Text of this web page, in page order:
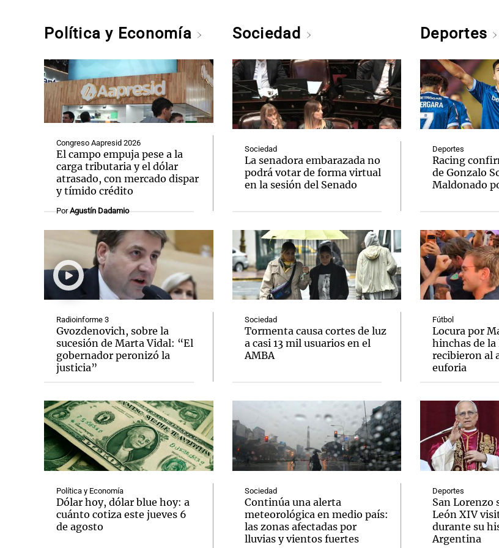
Política y Economía
Congreso Aapresid 2026
El campo empuja pese a la
carga tributaria y el dólar
atrasado, con mercado dispar
y tímido crédito
PorAgustín Dadamio
Radioinforme 3
Gvozdenovich, sobre la
sucesión de Marta Vidal: “El
gobernador peronizó la
justicia”
Política y Economía
Dólar hoy, dólar blue hoy: a
cuánto cotiza este jueves 6
de agosto
Sociedad
Sociedad
La senadora embarazada no
podrá votar de forma virtual
en la sesión del Senado
Sociedad
Tormenta causa cortes de luz
a casi 13 mil usuarios en el
AMBA
Sociedad
Continúa una alerta
meteorológica en medio país:
las zonas afectadas por
lluvias y vientos fuertes
Deportes
Deportes
Racing
de Gonzalo
Maldonado
Fútbol
Locura por
hinchas de
recibieron al
euforia
Deportes
San Lorenzo
León XIV
durante su
Argentina
Notas Notas
El huracán de Arequito